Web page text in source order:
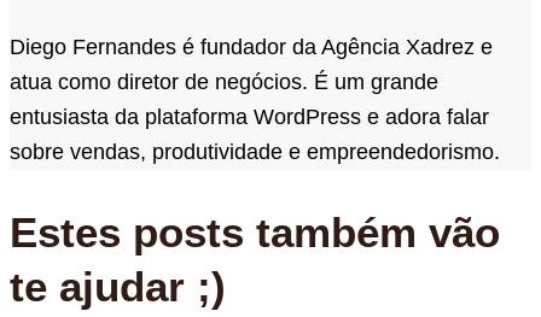
Diego Fernandes é fundador da Agência Xadrez e
atua como diretor de negócios. É um grande
entusiasta da plataforma WordPress e adora falar
sobre vendas, produtividade e empreendedorismo.
Estes posts também vão
te ajudar ;)